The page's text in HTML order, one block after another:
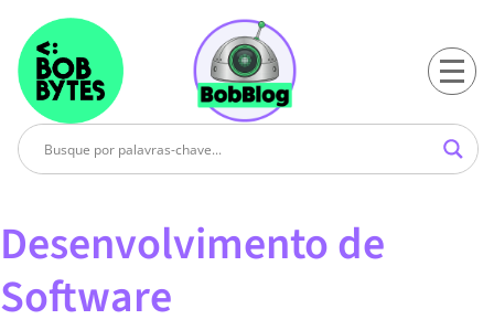
Desenvolvimento de
Software